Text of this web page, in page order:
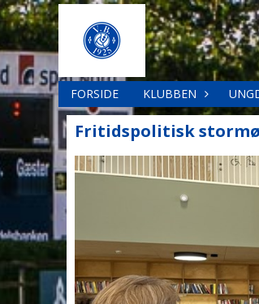
FORSIDE KLUBBEN
Fritidspolitisk